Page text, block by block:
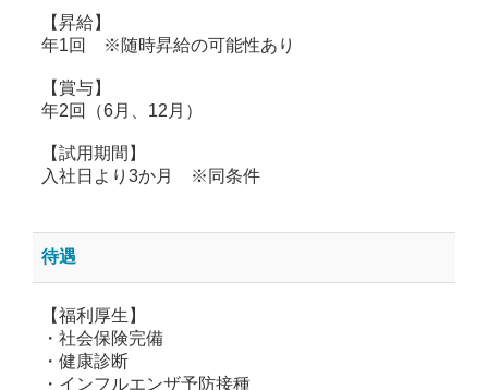
【昇給】
年1回 ※随時昇給の可能性あり
【賞与】
年2回（6月、12月）
【試用期間】
入社日より3か月 ※同条件
待遇
【福利厚生】
・社会保険完備
・健康診断
・インフルエンザ予防接種